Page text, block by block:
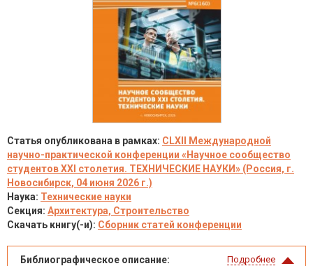
Статья опубликована в рамках: CLXII Международной
научно-практической конференции «Научное сообщество
студентов XXI столетия. ТЕХНИЧЕСКИЕ НАУКИ» (Россия, г.
Новосибирск, 04 июня 2026 г.)
Наука: Технические науки
Секция: Архитектура, Строительство
Скачать книгу(-и): Сборник статей конференции
Библиографическое описание: Подробнее